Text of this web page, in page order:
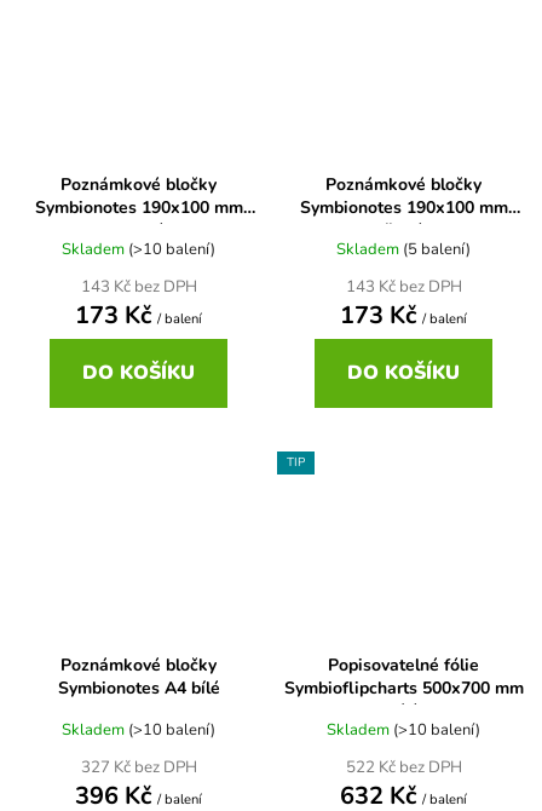
Poznámkové bločky
Symbionotes 190x100 mm
zelené
Skladem (>10 balení)
143 Kč bez DPH
173 Kč / balení
DO KOŠÍKU
Poznámkové bločky
Symbionotes 190x100 mm
žluté
Skladem (5 balení)
143 Kč bez DPH
173 Kč / balení
DO KOŠÍKU
Poznámkové bločky
Symbionotes A4 bílé
Skladem (>10 balení)
327 Kč bez DPH
396 Kč / balení
TIP
Popisovatelné fólie
Symbioflipcharts 500x700 mm
bílé
+ Sleva 10% s kódem
SYM10
Skladem (>10 balení)
522 Kč bez DPH
632 Kč / balení